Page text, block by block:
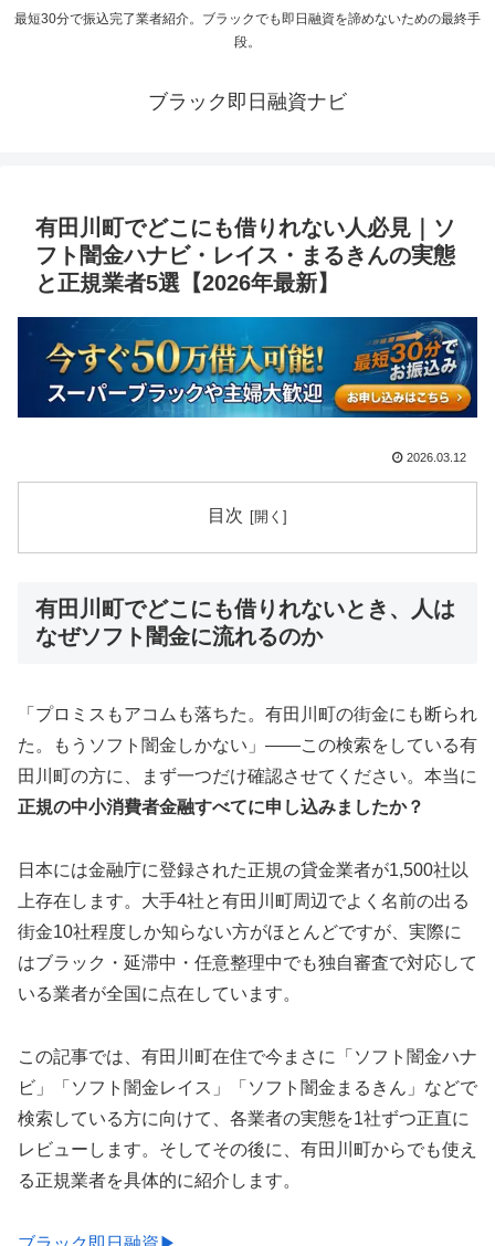
最短30分で振込完了業者紹介。ブラックでも即日融資を諦めないための最終手
段。
ブラック即日融資ナビ
有田川町でどこにも借りれない人必見｜ソ
フト闇金ハナビ・レイス・まるきんの実態
と正規業者5選【2026年最新】
2026.03.12
目次
有田川町でどこにも借りれないとき、人は
なぜソフト闇金に流れるのか
「プロミスもアコムも落ちた。有田川町の街金にも断られ
た。もうソフト闇金しかない」——この検索をしている有
田川町の方に、まず一つだけ確認させてください。本当に
正規の中小消費者金融すべてに申し込みましたか？
日本には金融庁に登録された正規の貸金業者が1,500社以
上存在します。大手4社と有田川町周辺でよく名前の出る
街金10社程度しか知らない方がほとんどですが、実際に
はブラック・延滞中・任意整理中でも独自審査で対応して
いる業者が全国に点在しています。
この記事では、有田川町在住で今まさに「ソフト闇金ハナ
ビ」「ソフト闇金レイス」「ソフト闇金まるきん」などで
検索している方に向けて、各業者の実態を1社ずつ正直に
レビューします。そしてその後に、有田川町からでも使え
る正規業者を具体的に紹介します。